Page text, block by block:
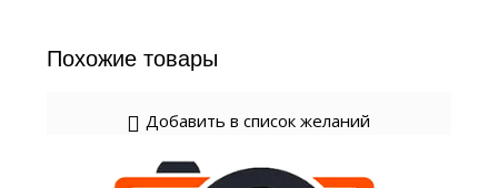
Похожие товары
Добавить в список желаний